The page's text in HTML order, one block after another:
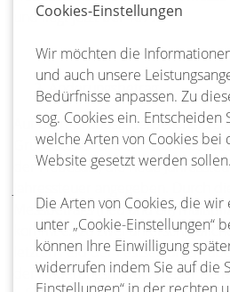
und liegt jetzt bei 467%.
Änderungsbetrag
Auf dem Grundsteuerbescheid
Grundsteuer B“ der neue
der Hebesatz, die neue
Messbetrags (neu und alt)
kommt es zu zwei
letzten Feld der Festsetzungs-
der Änderungsbetrag. Dieser
Cookies-Einstellungen
Wir möchten die
und auch unsere
Bedürfnisse anpassen. Zu
sog. Cookies ein. Entscheiden
welche Arten von Cookies bei
Website gesetzt werden sollen.
Die Arten von Cookies, die
unter „Cookie-Einstellungen“
können Ihre Einwilligung
widerrufen indem Sie auf die